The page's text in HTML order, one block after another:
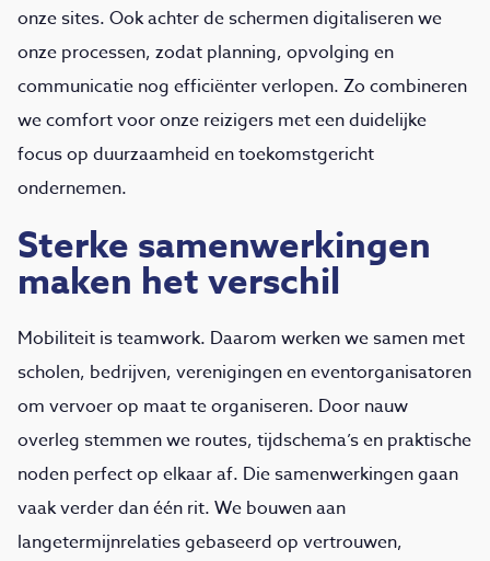
onze sites. Ook achter de schermen digitaliseren we
onze processen, zodat planning, opvolging en
communicatie nog efficiënter verlopen. Zo combineren
we comfort voor onze reizigers met een duidelijke
focus op duurzaamheid en toekomstgericht
ondernemen.
Sterke samenwerkingen
maken het verschil
Mobiliteit is teamwork. Daarom werken we samen met
scholen, bedrijven, verenigingen en eventorganisatoren
om vervoer op maat te organiseren. Door nauw
overleg stemmen we routes, tijdschema’s en praktische
noden perfect op elkaar af. Die samenwerkingen gaan
vaak verder dan één rit. We bouwen aan
langetermijnrelaties gebaseerd op vertrouwen,